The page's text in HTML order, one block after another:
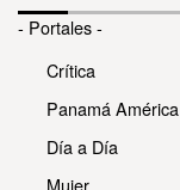
- Portales -
Crítica
Panamá América
Día a Día
Mujer